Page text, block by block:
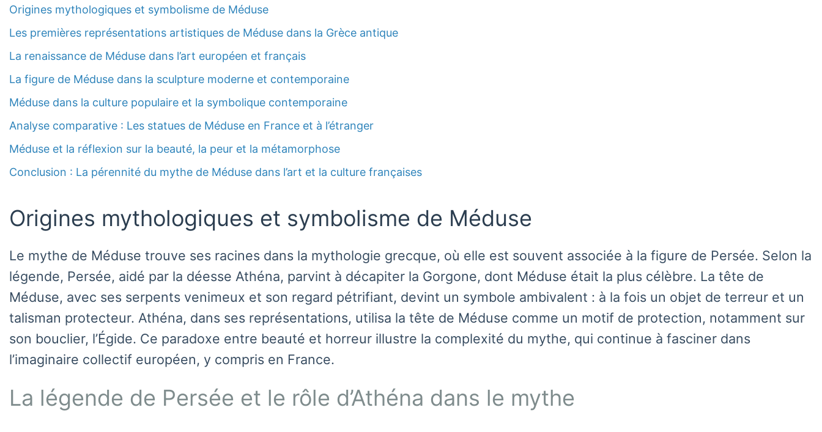
Origines mythologiques et symbolisme de Méduse
Les premières représentations artistiques de Méduse dans la Grèce antique
La renaissance de Méduse dans l’art européen et français
La figure de Méduse dans la sculpture moderne et contemporaine
Méduse dans la culture populaire et la symbolique contemporaine
Analyse comparative : Les statues de Méduse en France et à l’étranger
Méduse et la réflexion sur la beauté, la peur et la métamorphose
Conclusion : La pérennité du mythe de Méduse dans l’art et la culture françaises
Origines mythologiques et symbolisme de Méduse
Le mythe de Méduse trouve ses racines dans la mythologie grecque, où elle est souvent associée à la figure de Persée. Selon la
légende, Persée, aidé par la déesse Athéna, parvint à décapiter la Gorgone, dont Méduse était la plus célèbre. La tête de
Méduse, avec ses serpents venimeux et son regard pétrifiant, devint un symbole ambivalent : à la fois un objet de terreur et un
talisman protecteur. Athéna, dans ses représentations, utilisa la tête de Méduse comme un motif de protection, notamment sur
son bouclier, l’Égide. Ce paradoxe entre beauté et horreur illustre la complexité du mythe, qui continue à fasciner dans
l’imaginaire collectif européen, y compris en France.
La légende de Persée et le rôle d’Athéna dans le mythe